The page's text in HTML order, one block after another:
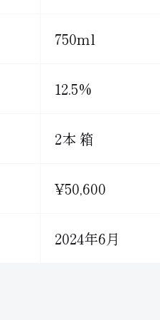
750ml
12.5%
2本 箱
¥50,600
2024年6月